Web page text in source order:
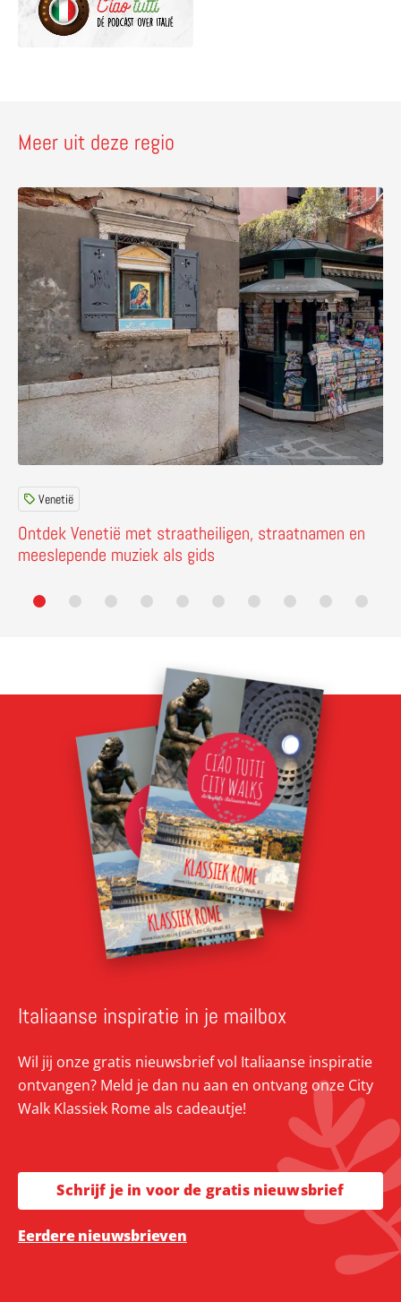
Meer uit deze regio
Ontdek Venetië met straatheiligen, straatnamen en
meeslepende muziek als gids
Venetië
Lees meer over Ontdek Venetië met straatheiligen,
Italiaanse inspiratie in je mailbox
Wil jij onze gratis nieuwsbrief vol Italiaanse inspiratie
ontvangen? Meld je dan nu aan en ontvang onze City
Walk Klassiek Rome als cadeautje!
Schrijf je in voor de gratis nieuwsbrief
Eerdere nieuwsbrieven